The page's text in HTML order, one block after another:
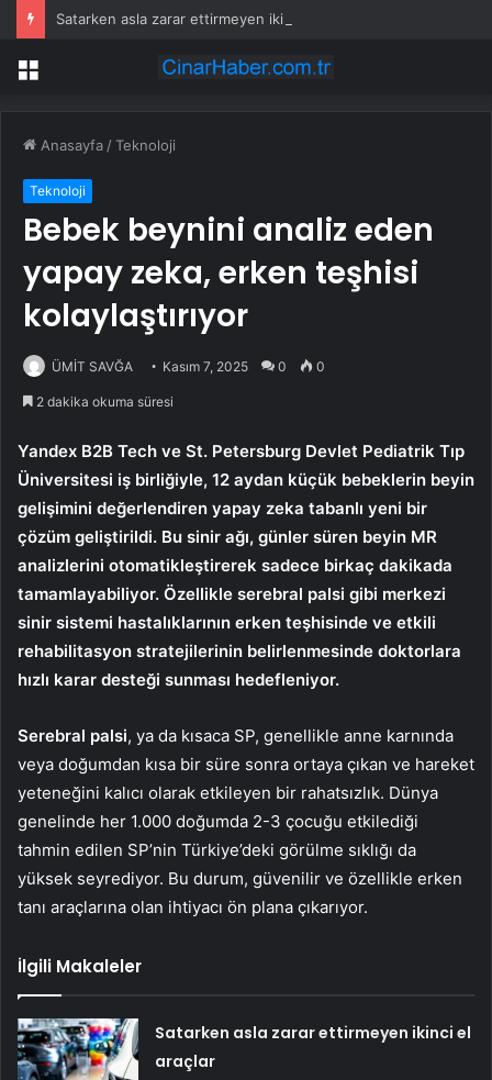
Satarken asla zarar ettirmeyen ikinci el araçlar
Menü
Anasayfa /Teknoloji
Teknoloji
Bebek beynini analiz eden
yapay zeka, erken teşhisi
kolaylaştırıyor
ÜMİT SAVĞA Kasım 7, 2025 0 0
2 dakika okuma süresi
Yandex B2B Tech ve St. Petersburg Devlet Pediatrik Tıp
Üniversitesi iş birliğiyle, 12 aydan küçük bebeklerin beyin
gelişimini değerlendiren yapay zeka tabanlı yeni bir
çözüm geliştirildi. Bu sinir ağı, günler süren beyin MR
analizlerini otomatikleştirerek sadece birkaç dakikada
tamamlayabiliyor. Özellikle serebral palsi gibi merkezi
sinir sistemi hastalıklarının erken teşhisinde ve etkili
rehabilitasyon stratejilerinin belirlenmesinde doktorlara
hızlı karar desteği sunması hedefleniyor.
Serebral palsi, ya da kısaca SP, genellikle anne karnında
veya doğumdan kısa bir süre sonra ortaya çıkan ve hareket
yeteneğini kalıcı olarak etkileyen bir rahatsızlık. Dünya
genelinde her 1.000 doğumda 2-3 çocuğu etkilediği
tahmin edilen SP’nin Türkiye’deki görülme sıklığı da
yüksek seyrediyor. Bu durum, güvenilir ve özellikle erken
tanı araçlarına olan ihtiyacı ön plana çıkarıyor.
İlgili Makaleler
Satarken asla zarar ettirmeyen ikinci el
araçlar